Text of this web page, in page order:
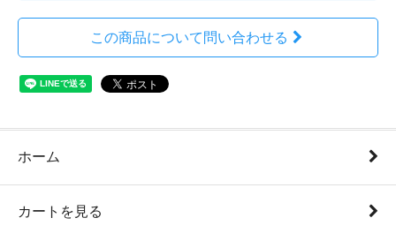
この商品について問い合わせる
ホーム
カートを見る